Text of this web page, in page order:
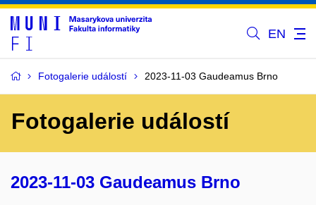
EN
Fotogalerie událostí 2023-11-03 Gaudeamus Brno
Fotogalerie událostí
2023-11-03 Gaudeamus Brno